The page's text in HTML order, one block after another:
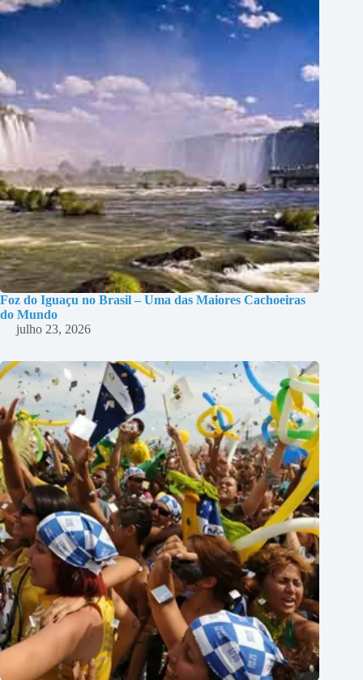
Foz do Iguaçu no Brasil – Uma das Maiores Cachoeiras
do Mundo
julho 23, 2026